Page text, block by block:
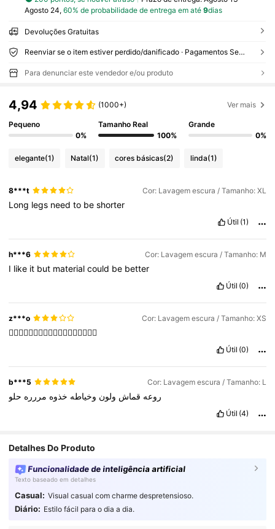
Agosto 24, 60% de probabilidade de entrega em até 9dias
Devoluções Gratuitas
Reenviar se o item estiver perdido/danificado · Pagamentos Seguros · Proteção de privacidade
Para denunciar este vendedor e/ou produto
4,94 (1000+) Ver mais
Pequeno
0%
Tamanho Real
100%
Grande
0%
elegante(1) Natal(1) cores básicas(2) linda(1)
8***t Cor: Lavagem escura / Tamanho: XL
Long legs needto beshorter
Útil (1)
h***6 Cor: Lavagem escura / Tamanho: M
I like it but materialcould be better
Útil (0)
z***o Cor: Lavagem escura / Tamanho: XS
👍🏻👍🏻👍🏻👍🏻👍🏻👍🏻👍🏻👍🏻👍🏻
Útil (0)
b***5 Cor: Lavagem escura / Tamanho: L
روعه قماش ولون وخياطه خذوه مررره حلو
Útil (4)
Detalhes Do Produto
Funcionalidade de inteligência artificial
Texto baseado em detalhes
Casual: Visual casual com charme despretensioso.
Diário: Estilo fácil para o dia a dia.